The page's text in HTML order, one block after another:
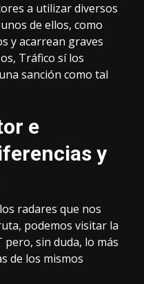
a utilizar diversos
de ellos, como
y acarrean graves
Tráfico sí los
sanción como tal
e
y
radares que nos
podemos visitar la
pero, sin duda, lo más
de los mismos